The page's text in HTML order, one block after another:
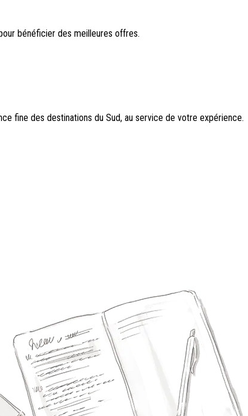
bénéficier des meilleures offres.
fine des destinations du Sud, au service de votre expérience.